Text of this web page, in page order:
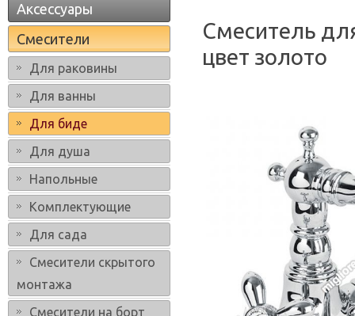
Аксессуары
Смесители
Для раковины
Для ванны
Для биде
Для душа
Напольные
Комплектующие
Для сада
Смесители скрытого
монтажа
Смесители на борт
Смеситель
цвет золото